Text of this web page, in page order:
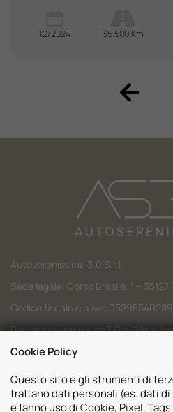
12/2024 35.500 Km
Autoserenissima 3.0 S.r.l.
Sede legale: Corso Brasile, 1 – 35127
Codice fiscale e p.iva: 05295540289
Pec:
Codice SDI: M5UXCR1
Cookie Policy
Questo sito e gli strumenti di
trattano dati personali (es. dati
e fanno uso di Cookie, Pixel,